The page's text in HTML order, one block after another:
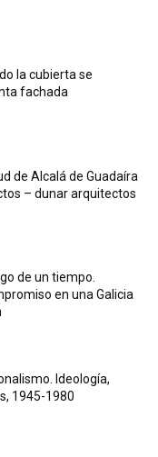
la cubierta se
fachada
de Alcalá de Guadaíra
– dunar arquitectos
de un tiempo.
en una Galicia
Ideología,
1945-1980